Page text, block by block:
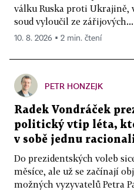
válku Ruska proti Ukrajině,
soud vyloučil ze zářijových...
10. 8. 2026 ▪ 2 min. čtení
PETR HONZEJK
Radek Vondráček
politický vtip léta,
v sobě jednu
Do prezidentských voleb
měsíce, ale už se začínají
možných vyzyvatelů Petra